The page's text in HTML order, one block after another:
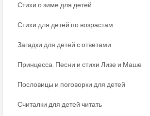
Стихи о зиме для детей
Стихи для детей по возрастам
Загадки для детей с ответами
Принцесса. Песни и стихи Лизе и Маше
Пословицы и поговорки для детей
Считалки для детей читать